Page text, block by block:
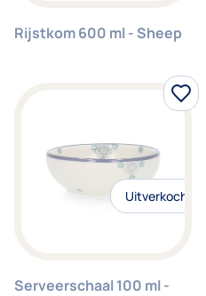
Rijstkom 600 ml - Sheep
Uitverkocht
Serveerschaal 100 ml -